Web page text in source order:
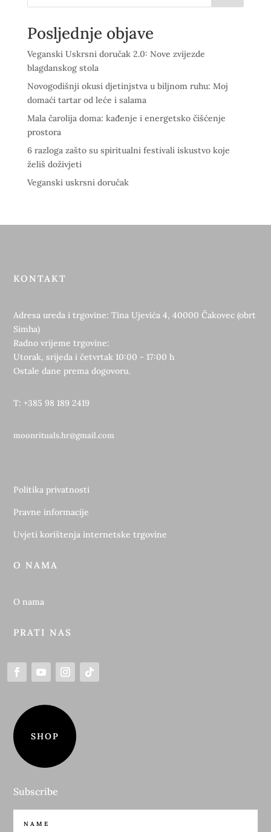
Posljednje objave
Veganski Uskrsni doručak 2.0: Nove zvijezde
blagdanskog stola
Novogodišnji okusi djetinjstva u biljnom ruhu: Moj
domaći tartar od leće i salama
Mala čarolija doma: kađenje i energetsko čišćenje
prostora
6 razloga zašto su spiritualni festivali iskustvo koje
želiš doživjeti
Veganski uskrsni doručak
KONTAKT
Adresa ureda i trgovine: Tina Ujevića 4, 40000 Čakovec (obrt
Simha)
Radno vrijeme trgovine:
Utorak, srijeda i četvrtak 10:00 - 17:00 h
Ostale dane prema dogovoru.
T: +385 98 189 2419
moonrituals.hr@gmail.com
Politika privatnosti
Pravne informacije
Uvjeti korištenja internetske trgovine
O NAMA
O nama
PRATI NAS
SHOP
Subscribe